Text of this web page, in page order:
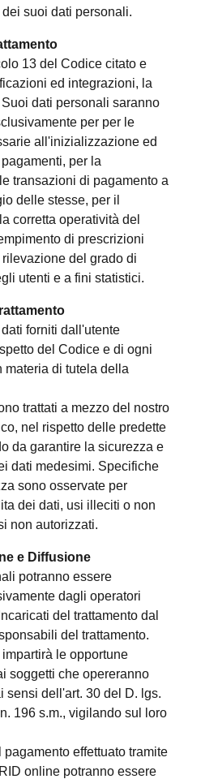
suoi dati personali.
13 del Codice citato e
ed integrazioni, la
dati personali saranno
per per le
all'inizializzazione ed
per la
transazioni di pagamento a
delle stesse, per il
corretta operatività del
di prescrizioni
del grado di
utenti e a fini statistici.
dati forniti dall'utente
del Codice e di ogni
materia di tutela della
trattati a mezzo del nostro
nel rispetto delle predette
da garantire la sicurezza e
dati medesimi. Specifiche
sono osservate per
dei dati, usi illeciti o non
non autorizzati.
e Diffusione
potranno essere
dagli operatori
del trattamento dal
del trattamento.
le opportune
soggetti che opereranno
sensi dell'art. 30 del D. lgs.
196 s.m., vigilando sul loro
pagamento effettuato tramite
online potranno essere